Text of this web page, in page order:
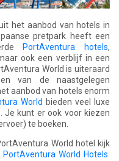
het aanbod van hotels in
pretpark heeft een
PortAventura hotels,
ook een verblijf in een
World is uiteraard
van de naastgelegen
aanbod van hotels enorm
World bieden veel luxe
Je kunt er ook voor kiezen
te boeken.
World hotel kijk
PortAventura World Hotels